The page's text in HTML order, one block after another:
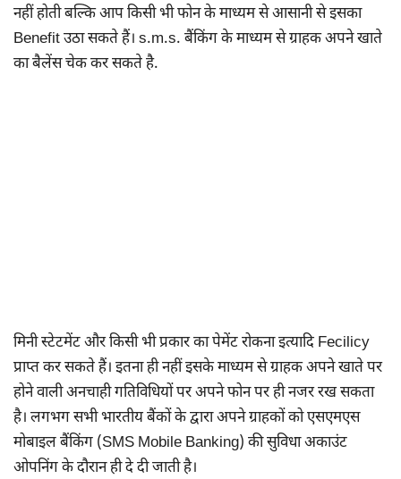
नहीं होती बल्कि आप किसी भी फोन के माध्यम से आसानी से इसका
Benefit उठा सकते हैं। s.m.s. बैंकिंग के माध्यम से ग्राहक अपने खाते
का बैलेंस चेक कर सकते है.
मिनी स्टेटमेंट और किसी भी प्रकार का पेमेंट रोकना इत्यादि Fecilicy
प्राप्त कर सकते हैं। इतना ही नहीं इसके माध्यम से ग्राहक अपने खाते पर
होने वाली अनचाही गतिविधियों पर अपने फोन पर ही नजर रख सकता
है। लगभग सभी भारतीय बैंकों के द्वारा अपने ग्राहकों को एसएमएस
मोबाइल बैंकिंग (SMS Mobile Banking) की सुविधा अकाउंट
ओपनिंग के दौरान ही दे दी जाती है।